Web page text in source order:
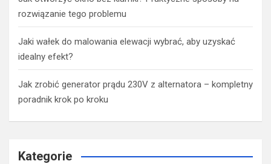
rozwiązanie tego problemu
Jaki wałek do malowania elewacji wybrać, aby uzyskać
idealny efekt?
Jak zrobić generator prądu 230V z alternatora – kompletny
poradnik krok po kroku
Kategorie